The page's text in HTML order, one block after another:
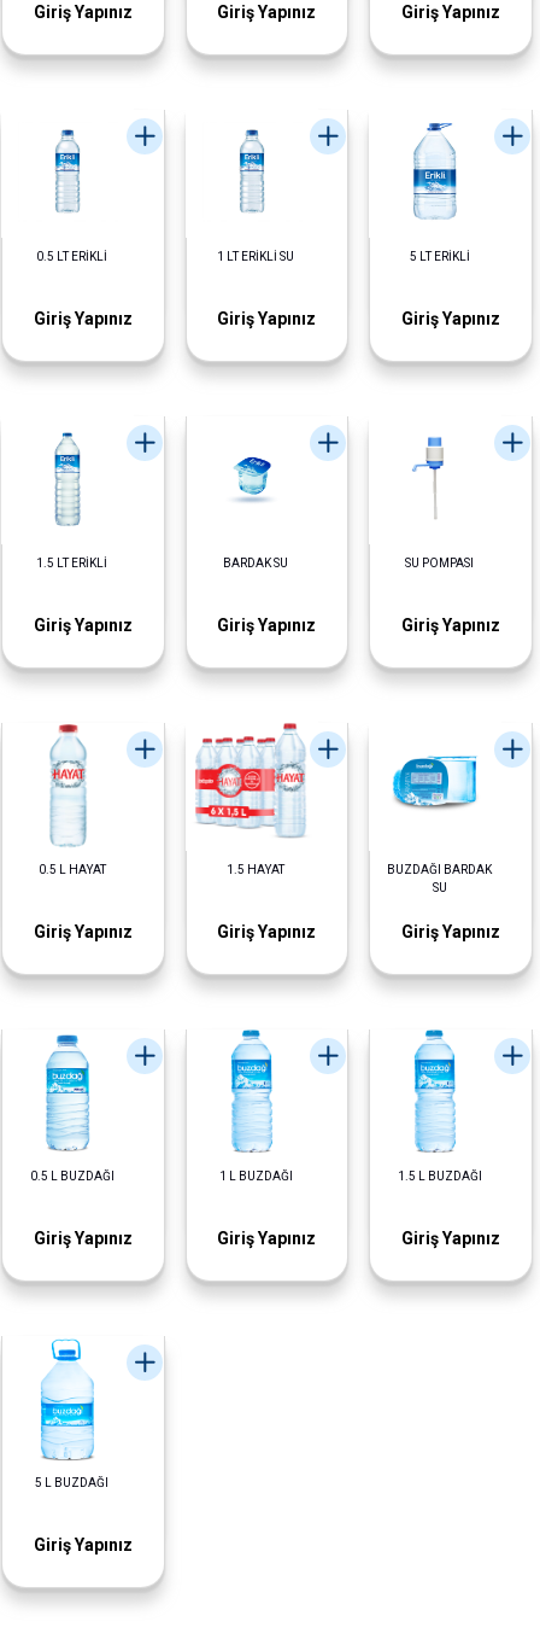
Giriş Yapınız Giriş Yapınız Giriş Yapınız
0.5 LT ERİKLİ
Giriş Yapınız
1 LT ERİKLİ SU
Giriş Yapınız
5 LT ERİKLİ
Giriş Yapınız
1.5 LT ERİKLİ
Giriş Yapınız
BARDAK SU
Giriş Yapınız
SU POMPASI
Giriş Yapınız
0.5 L HAYAT
Giriş Yapınız
1.5 HAYAT
Giriş Yapınız
BUZDAĞI BARDAK
SU
Giriş Yapınız
0.5 L BUZDAĞI
Giriş Yapınız
1 L BUZDAĞI
Giriş Yapınız
1.5 L BUZDAĞI
Giriş Yapınız
5 L BUZDAĞI
Giriş Yapınız